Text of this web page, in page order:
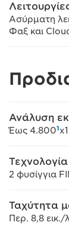
Ασύρματη
Φαξ και
Ανάλυση
Έως 4.8001
2 φυσίγγια
Ταχύτητα
Περ. 8,8 εικ./